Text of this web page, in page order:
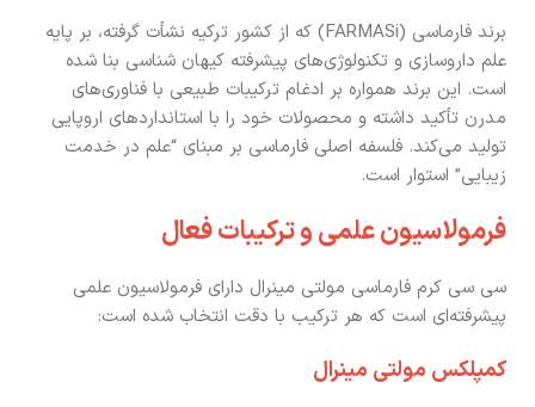
برند فارماسی (FARMASi) که از کشور ترکیه نشأت گرفته، بر پایه
علم داروسازی و تکنولوژی‌های پیشرفته کیهان شناسی بنا شده
است. این برند همواره بر ادغام ترکیبات طبیعی با فناوری‌های
مدرن تأکید داشته و محصولات خود را با استانداردهای اروپایی
تولید می‌کند. فلسفه اصلی فارماسی بر مبنای “علم در خدمت
زیبایی” استوار است.
فرمولاسیون علمی و ترکیبات فعال
سی سی کرم فارماسی مولتی مینرال دارای فرمولاسیون علمی
پیشرفته‌ای است که هر ترکیب با دقت انتخاب شده است:
کمپلکس مولتی مینرال